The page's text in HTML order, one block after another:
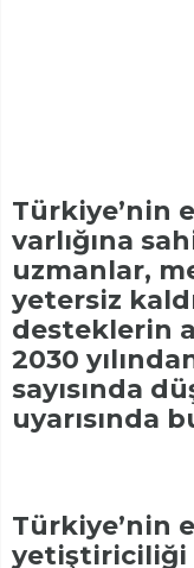
Türkiye’nin
varlığına
uzmanlar,
yetersiz
desteklerin
2030
sayısında
uyarısında
Türkiye’nin
yetiştiriciliği